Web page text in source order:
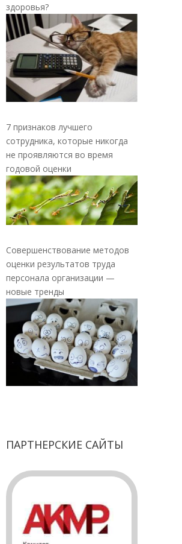
здоровья?
7 признаков лучшего
сотрудника, которые никогда
не проявляются во время
годовой оценки
Совершенствование методов
оценки результатов труда
персонала организации —
новые тренды
ПАРТНЕРСКИЕ САЙТЫ